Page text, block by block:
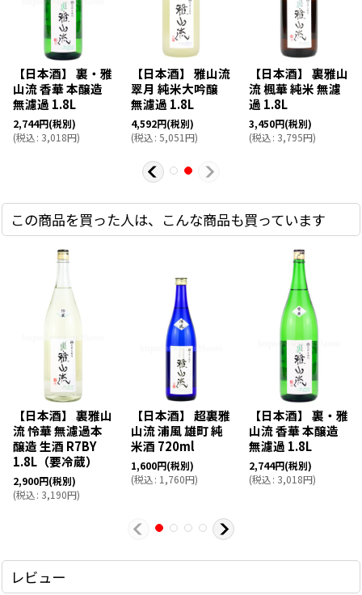
【日本酒】 裏・雅
山流 香華 本醸造
無濾過 1.8L
2,744円(税別)
(税込: 3,018円)
【日本酒】 雅山流
翠月 純米大吟醸
無濾過 1.8L
4,592円(税別)
(税込: 5,051円)
【日本酒】 裏雅山
流 楓華 純米 無濾
過 1.8L
3,450円(税別)
(税込: 3,795円)
この商品を買った人は、こんな商品も買っています
【日本酒】 裏雅山
流 怜華 無濾過本
醸造 生酒 R7BY
1.8L（要冷蔵）
2,900円(税別)
(税込: 3,190円)
【日本酒】 超裏雅
山流 浦風 雄町 純
米酒 720ml
1,600円(税別)
(税込: 1,760円)
【日本酒】 裏・雅
山流 香華 本醸造
無濾過 1.8L
2,744円(税別)
(税込: 3,018円)
レビュー